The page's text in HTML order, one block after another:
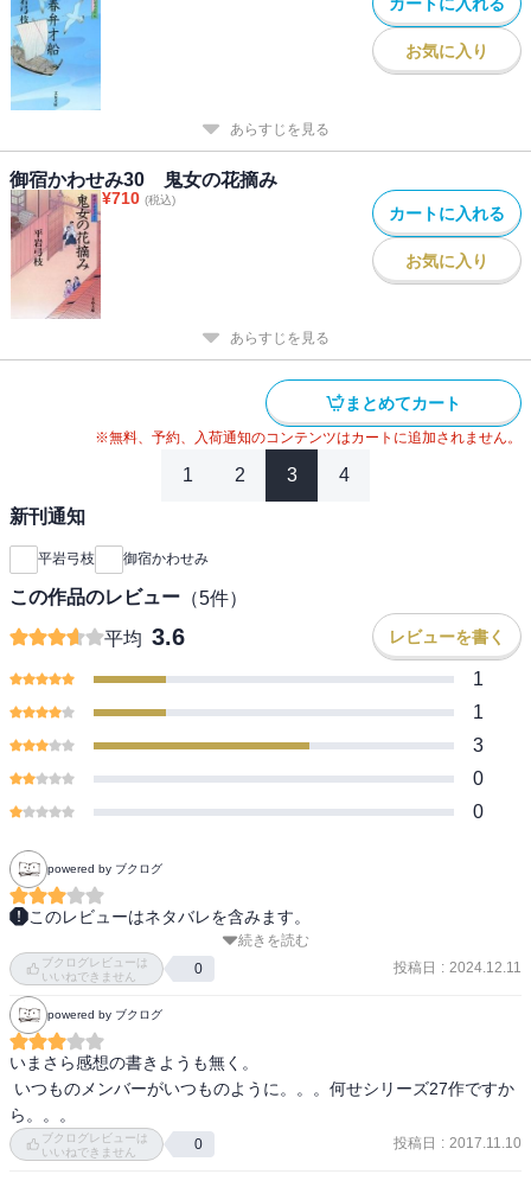
カートに入れる
お気に入り
あらすじを見る
御宿かわせみ30 鬼女の花摘み
¥710 (税込)
カートに入れる
お気に入り
あらすじを見る
まとめてカート
※無料、予約、入荷通知のコンテンツはカートに追加されません。
1 2 3 4
新刊通知
平岩弓枝 御宿かわせみ
この作品のレビュー （5件）
平均 3.6 レビューを書く
1
1
3
0
0
powered by ブクログ
このレビューはネタバレを含みます。
子ども達の世代の物語も始まっているのだなぁとしみじみしまし
た。
『鬼女の息子』が印象に残りました。安達ケ原の鬼婆。
何も知らない母親は真実を知ったら切ないでしょうね。
続きを読む
ブクログレビューは
いいねできません
0 投稿日 : 2024.12.11
powered by ブクログ
いまさら感想の書きようも無く。
ブクログレビューは
いいねできません
0 投稿日 : 2017.11.10